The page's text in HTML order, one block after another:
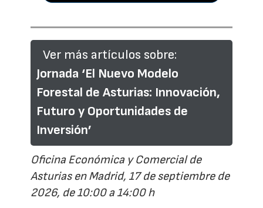
Ver más artículos sobre:
Jornada ‘El Nuevo Modelo
Forestal de Asturias: Innovación,
Futuro y Oportunidades de
Inversión’
Oficina Económica y Comercial de
Asturias en Madrid, 17 de septiembre de
2026, de 10:00 a 14:00 h